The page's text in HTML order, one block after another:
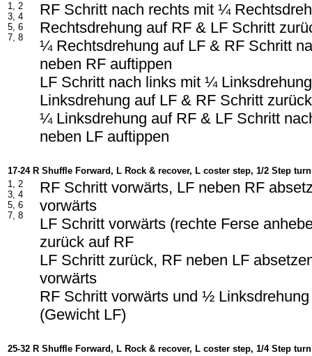
1, 2
3, 4
5, 6
7, 8
RF Schritt nach rechts mit ¼
Rechtsdrehung auf RF & LF Schritt
¼ Rechtsdrehung auf LF & RF Schritt
neben RF auftippen
LF Schritt nach links mit ¼
Linksdrehung auf LF & RF Schritt zurück
¼ Linksdrehung auf RF & LF Schritt
neben LF auftippen
17-24 R Shuffle Forward, L Rock & recover, L coster step, 1/2 Step
1, 2
3, 4
5, 6
7, 8
RF Schritt vorwärts, LF neben RF
vorwärts
LF Schritt vorwärts (rechte Ferse
zurück auf RF
LF Schritt zurück, RF neben LF
vorwärts
RF Schritt vorwärts und ½
(Gewicht LF)
25-32 R Shuffle Forward, L Rock & recover, L coster step, 1/4 Step